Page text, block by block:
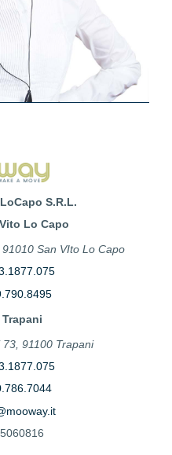
S.R.L.
Lo Capo
San VIto Lo Capo
73, 91100 Trapani